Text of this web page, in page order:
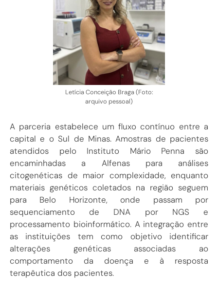
Letícia Conceição Braga (Foto:
arquivo pessoal)
A parceria estabelece um fluxo contínuo entre a
capital e o Sul de Minas. Amostras de pacientes
atendidos pelo Instituto Mário Penna são
encaminhadas a Alfenas para análises
citogenéticas de maior complexidade, enquanto
materiais genéticos coletados na região seguem
para Belo Horizonte, onde passam por
sequenciamento de DNA por NGS e
processamento bioinformático. A integração entre
as instituições tem como objetivo identificar
alterações genéticas associadas ao
comportamento da doença e à resposta
terapêutica dos pacientes.